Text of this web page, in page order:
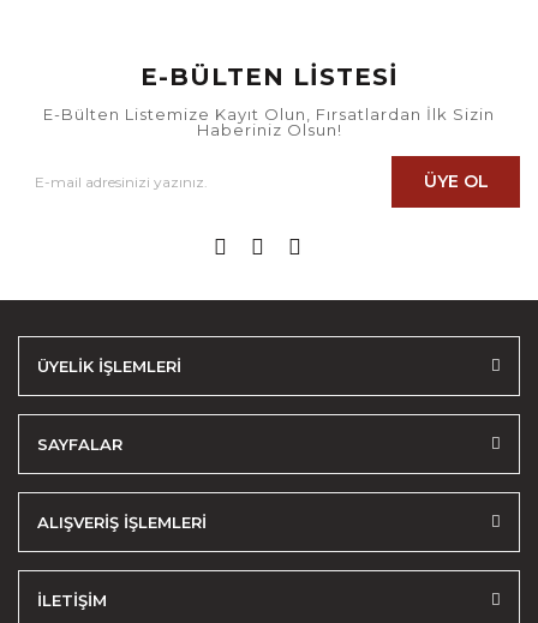
E-BÜLTEN LİSTESİ
E-Bülten Listemize Kayıt Olun, Fırsatlardan İlk Sizin
Haberiniz Olsun!
ÜYE OL
ÜYELİK İŞLEMLERİ
SAYFALAR
ALIŞVERİŞ İŞLEMLERİ
İLETİŞİM